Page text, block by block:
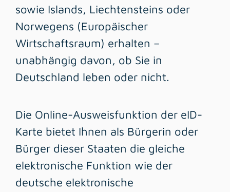
sowie Islands, Liechtensteins oder
Norwegens (Europäischer
Wirtschaftsraum) erhalten –
unabhängig davon, ob Sie in
Deutschland leben oder nicht.
Die Online-Ausweisfunktion der eID-
Karte bietet Ihnen als Bürgerin oder
Bürger dieser Staaten die gleiche
elektronische Funktion wie der
deutsche elektronische